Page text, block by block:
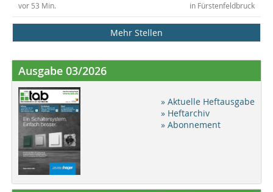
in Fürstenfeldbruck
vor 53 Min.
Mehr Stellen
Ausgabe 03/2026
» Aktuelle Heftausgabe
» Heftarchiv
» Abonnement